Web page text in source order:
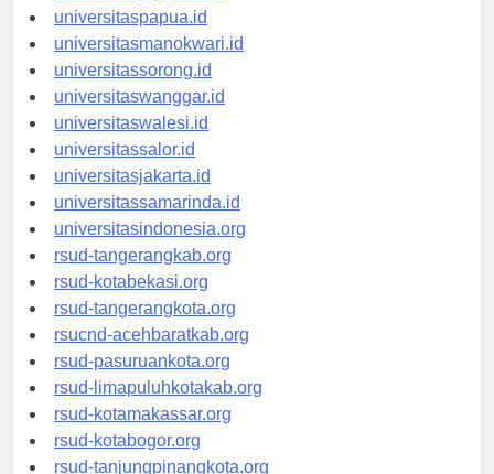
universitasjayapura.id
universitaspapua.id
universitasmanokwari.id
universitassorong.id
universitaswanggar.id
universitaswalesi.id
universitassalor.id
universitasjakarta.id
universitassamarinda.id
universitasindonesia.org
rsud-tangerangkab.org
rsud-kotabekasi.org
rsud-tangerangkota.org
rsucnd-acehbaratkab.org
rsud-pasuruankota.org
rsud-limapuluhkotakab.org
rsud-kotamakassar.org
rsud-kotabogor.org